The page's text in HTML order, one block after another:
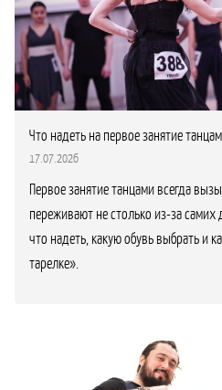
Что надеть на первое занятие
17.07.2026
Первое занятие танцами всегда
переживают не столько из-за самих
что надеть, какую обувь выбрать и
тарелке».